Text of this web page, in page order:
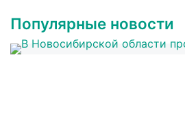
Популярные новости